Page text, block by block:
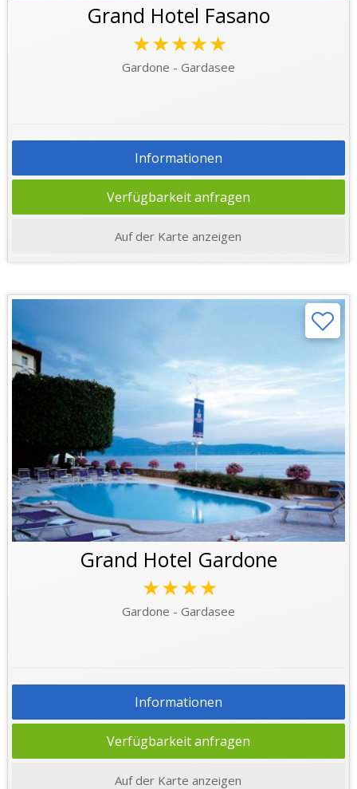
Grand Hotel Fasano
★★★★★
Gardone - Gardasee
Informationen
Verfügbarkeit anfragen
Auf der Karte anzeigen
Grand Hotel Gardone
★★★★
Gardone - Gardasee
Informationen
Verfügbarkeit anfragen
Auf der Karte anzeigen